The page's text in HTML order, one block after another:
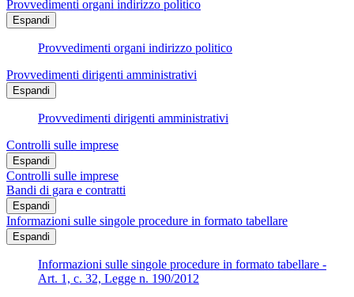
Provvedimenti organi indirizzo politico
Espandi
Provvedimenti organi indirizzo politico
Provvedimenti dirigenti amministrativi
Espandi
Provvedimenti dirigenti amministrativi
Controlli sulle imprese
Espandi
Controlli sulle imprese
Bandi di gara e contratti
Espandi
Informazioni sulle singole procedure in formato tabellare
Espandi
Informazioni sulle singole procedure in formato tabellare -
Art. 1, c. 32, Legge n. 190/2012